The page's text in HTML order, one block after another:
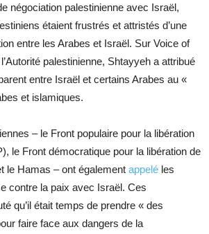
négociation palestinienne avec Israël,
étaient frustrés et attristés d’une
entre les Arabes et Israël. Sur Voice of
palestinienne, Shtayyeh a attribué
entre Israël et certains Arabes au «
et islamiques.
– le Front populaire pour la libération
le Front démocratique pour la libération de
le Hamas – ont également appelé les
contre la paix avec Israël. Ces
qu’il était temps de prendre « des
faire face aux dangers de la